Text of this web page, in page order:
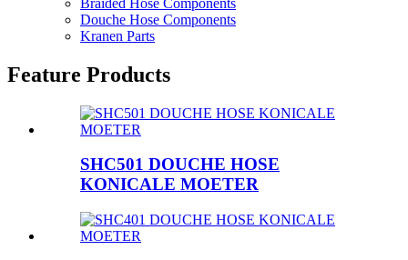
Douche Hose Components
Kranen Parts
Feature Products
SHC501 DOUCHE HOSE
KONICALE MOETER